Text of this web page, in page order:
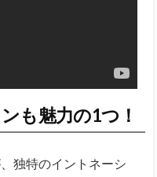
も魅力の1つ！
独特のイントネーシ